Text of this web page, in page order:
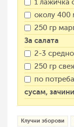
1 лажичка
околу 400
250 гр
За салата
2-3
250 гр
по
сусам,
Клучни зборови